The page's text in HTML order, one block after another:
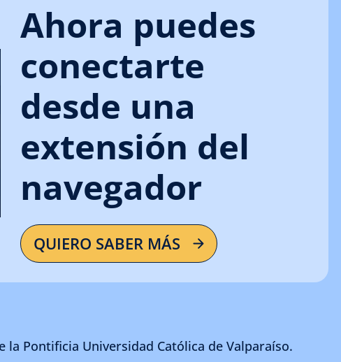
Ahora puedes
conectarte
desde una
extensión del
navegador
QUIERO SABER MÁS
la Pontificia Universidad Católica de Valparaíso.